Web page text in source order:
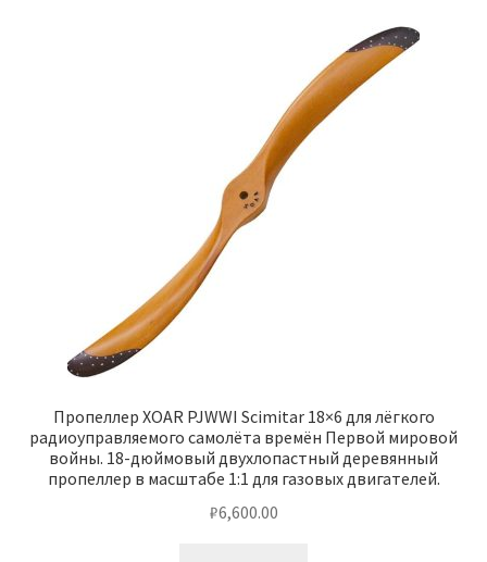
Пропеллер XOAR PJWWI Scimitar 18×6 для лёгкого
радиоуправляемого самолёта времён Первой мировой
войны. 18-дюймовый двухлопастный деревянный
пропеллер в масштабе 1:1 для газовых двигателей.
₽6,600.00